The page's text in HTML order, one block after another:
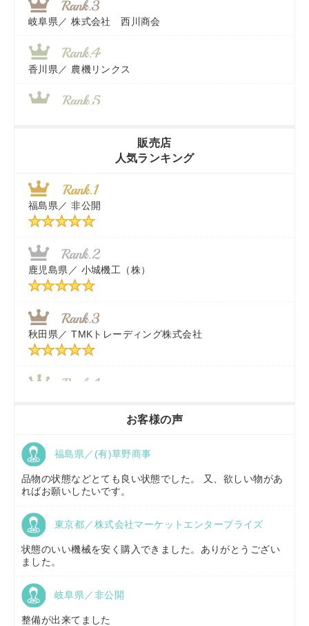
岐阜県／ 株式会社 西川商会
香川県／ 農機リンクス
近江商事合同会社：「茨城中古農建機販売」
千葉県／ 株式会社テクノ・タカ
福岡県／株式会社カドワキ機械（旧ナカガワ農機商会）
東京都／
秋田県／ TMKトレーディング株式会社
販売店
人気ランキング
福島県／ 非公開
鹿児島県／ 小城機工（株）
秋田県／ TMKトレーディング株式会社
京都府／
福島県／(有)草野商事
山形県／株式会社ノーキステージ
お客様の声
福島県／(有)草野商事
品物の状態などとても良い状態でした。 又、欲しい物があ
ればお願いしたいです。
東京都／株式会社マーケットエンタープライズ
状態のいい機械を安く購入できました。ありがとうござい
ました。
岐阜県／非公開
整備が出来てました